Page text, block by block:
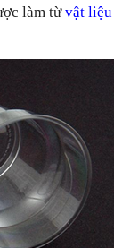
làm từvật liệu